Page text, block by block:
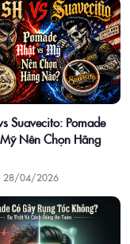
Suavecito: Pomade
Nên Chọn Hãng
28/04/2026